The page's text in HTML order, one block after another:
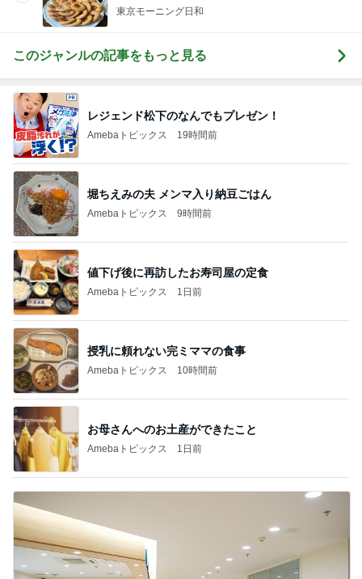
東京モーニング日和
このジャンルの記事をもっと見る
レジェンド松下のなんでもプレゼン！
Amebaトピックス 19時間前
堀ちえみの夫 メンマ入り納豆ごはん
Amebaトピックス 9時間前
値下げ後に再訪したお寿司屋の定食
Amebaトピックス 1日前
授乳に頼れない完ミママの食事
Amebaトピックス 10時間前
お母さんへのお土産ができたこと
Amebaトピックス 1日前